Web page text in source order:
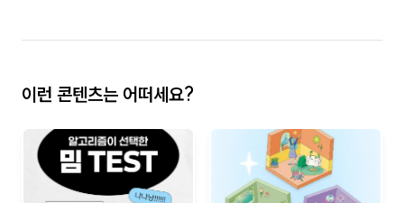
이런 콘텐츠는 어떠세요?